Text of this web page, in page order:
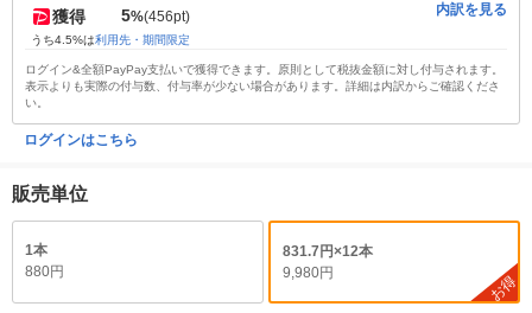
獲得 5%(456pt)
うち4.5%は利用先・期間限定
内訳を見る
ログイン&全額PayPay支払いで獲得できます。原則として税抜金額に対し付与されます。
表示よりも実際の付与数、付与率が少ない場合があります。詳細は内訳からご確認くださ
い。
ログインはこちら
販売単位
1本
880円
831.7円×12本
9,980円
お得